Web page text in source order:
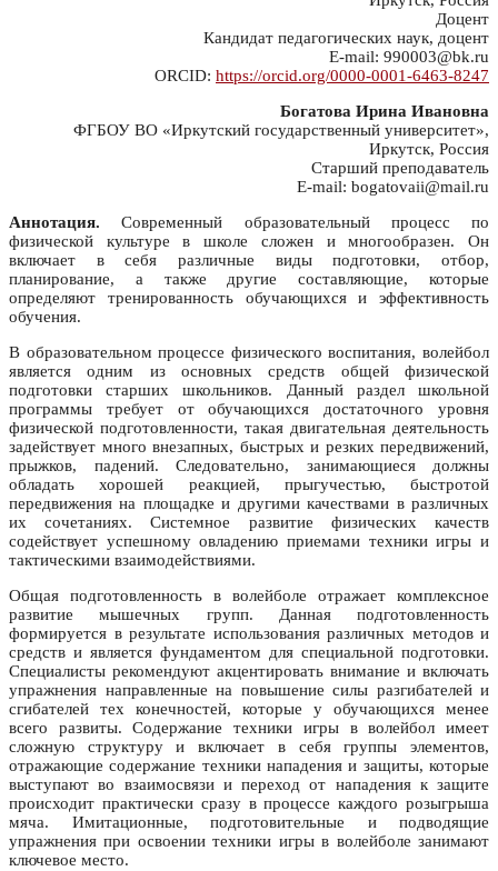
Доцент
Кандидат педагогических наук, доцент
E-mail: 990003@bk.ru
ORCID: https://orcid.org/0000-0001-6463-8247
Богатова Ирина Ивановна
ФГБОУ ВО «Иркутский государственный университет»,
Иркутск, Россия
Старший преподаватель
E-mail: bogatovaii@mail.ru
Аннотация. Современный образовательный процесс по
физической культуре в школе сложен и многообразен. Он
включает в себя различные виды подготовки, отбор,
планирование, а также другие составляющие, которые
определяют тренированность обучающихся и эффективность
обучения.
В образовательном процессе физического воспитания, волейбол
является одним из основных средств общей физической
подготовки старших школьников. Данный раздел школьной
программы требует от обучающихся достаточного уровня
физической подготовленности, такая двигательная деятельность
задействует много внезапных, быстрых и резких передвижений,
прыжков, падений. Следовательно, занимающиеся должны
обладать хорошей реакцией, прыгучестью, быстротой
передвижения на площадке и другими качествами в различных
их сочетаниях. Системное развитие физических качеств
содействует успешному овладению приемами техники игры и
тактическими взаимодействиями.
Общая подготовленность в волейболе отражает комплексное
развитие мышечных групп. Данная подготовленность
формируется в результате использования различных методов и
средств и является фундаментом для специальной подготовки.
Специалисты рекомендуют акцентировать внимание и включать
упражнения направленные на повышение силы разгибателей и
сгибателей тех конечностей, которые у обучающихся менее
всего развиты. Содержание техники игры в волейбол имеет
сложную структуру и включает в себя группы элементов,
отражающие содержание техники нападения и защиты, которые
выступают во взаимосвязи и переход от нападения к защите
происходит практически сразу в процессе каждого розыгрыша
мяча. Имитационные, подготовительные и подводящие
упражнения при освоении техники игры в волейболе занимают
ключевое место.